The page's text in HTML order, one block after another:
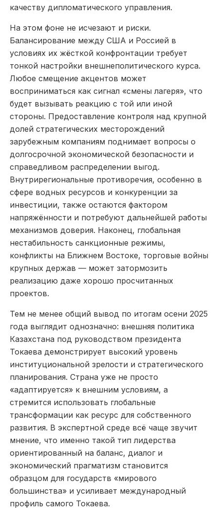
качеству дипломатического управления.
На этом фоне не исчезают и риски.
Балансирование между США и Россией в
условиях их жёсткой конфронтации требует
тонкой настройки внешнеполитического курса.
Любое смещение акцентов может
восприниматься как сигнал «смены лагеря», что
будет вызывать реакцию с той или иной
стороны. Предоставление контроля над крупной
долей стратегических месторождений
зарубежным компаниям поднимает вопросы о
долгосрочной экономической безопасности и
справедливом распределении выгод.
Внутрирегиональные противоречия, особенно в
сфере водных ресурсов и конкуренции за
инвестиции, также остаются фактором
напряжённости и потребуют дальнейшей работы
механизмов доверия. Наконец, глобальная
нестабильность санкционные режимы,
конфликты на Ближнем Востоке, торговые войны
крупных держав — может затормозить
реализацию даже хорошо просчитанных
проектов.
Тем не менее общий вывод по итогам осени 2025
года выглядит однозначно: внешняя политика
Казахстана под руководством президента
Токаева демонстрирует высокий уровень
институциональной зрелости и стратегического
планирования. Страна уже не просто
«адаптируется» к внешним условиям, а
стремится использовать глобальные
трансформации как ресурс для собственного
развития. В экспертной среде всё чаще звучит
мнение, что именно такой тип лидерства
ориентированный на баланс, диалог и
экономический прагматизм становится
образцом для государств «мирового
большинства» и усиливает международный
профиль самого Токаева.